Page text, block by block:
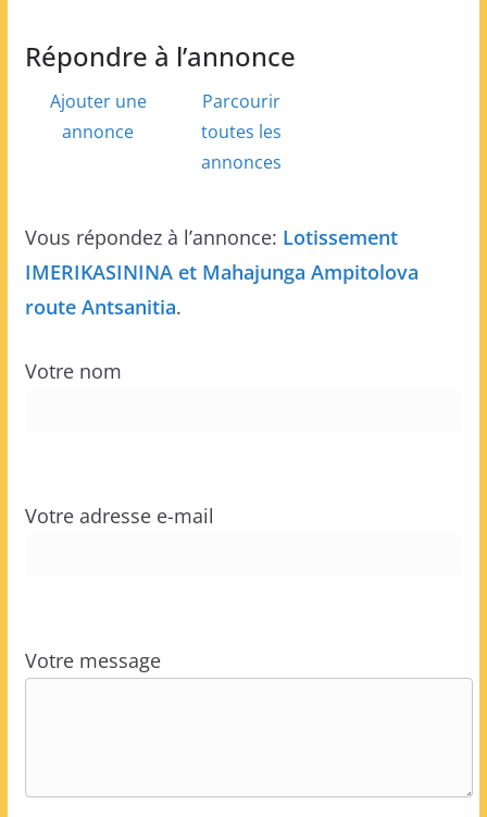
Répondre à l’annonce
Ajouter une
annonce
Parcourir
toutes les
annonces
Vous répondez à l’annonce: Lotissement
IMERIKASININA et Mahajunga Ampitolova
route Antsanitia.
Votre nom
Votre adresse e-mail
Votre message